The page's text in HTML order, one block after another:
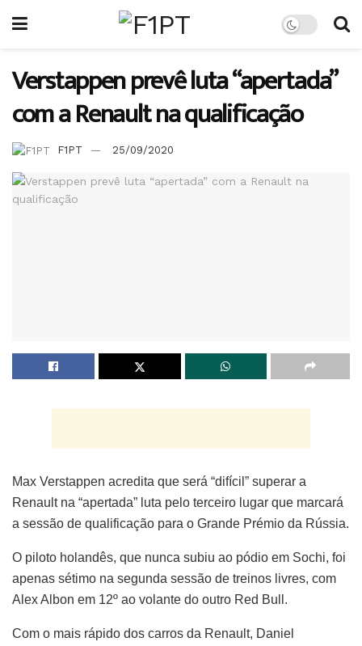
Verstappen prevê luta “apertada”
com a Renault na qualificação
F1PT 25/09/2020
Max Verstappen acredita que será “difícil” superar a
Renault na “apertada” luta pelo terceiro lugar que marcará
a sessão de qualificação para o Grande Prémio da Rússia.
O piloto holandês, que nunca subiu ao pódio em Sochi, foi
apenas sétimo na segunda sessão de treinos livres, com
Alex Albon em 12º ao volante do outro Red Bull.
Com o mais rápido dos carros da Renault, Daniel